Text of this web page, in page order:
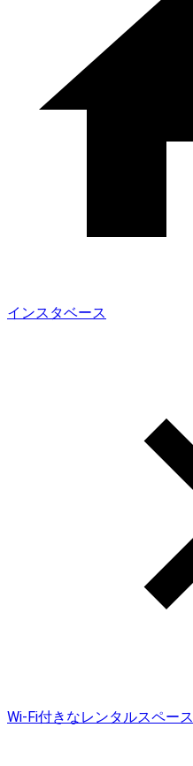
インスタベース
Wi-Fi付きなレンタルスペース